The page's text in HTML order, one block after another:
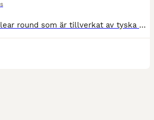
Ny transport från Clear round som är tillverkat av tyska Bucker. En kvalitéts släp utöver det vanliga. Har 3 st nya släp kvar uttagna 2024-06-01 ny pris 215 000 kr Mitt pris från 119 000 kr Detta är en edition utgåva och är extra utrustad med: Panoramatak Broddmatta Extra steg bak Säkerhetsdrag Spark skydd utdragbar sadel hållare. Aluminium fälgar. Clear Round Alu